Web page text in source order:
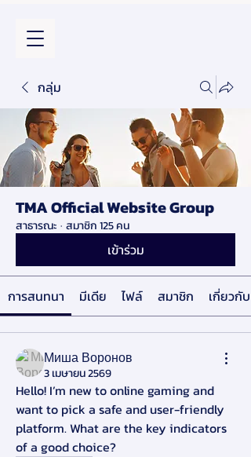
กลุ่ม
TMA Official Website Group
สาธารณะ · สมาชิก 125 คน
เข้าร่วม
การสนทนา มีเดีย ไฟล์ สมาชิก เกี่ยวกับ
Миша Воронов
3 เมษายน 2569
Hello! I’m new to online gaming and
want to pick a safe and user-friendly
platform. What are the key indicators
of a good choice?